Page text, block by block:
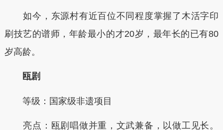
如今，东源村有近百位不同程度掌握了木活字印
刷技艺的谱师，年龄最小的才20岁，最年长的已有80
岁高龄。
瓯剧
等级：国家级非遗项目
亮点：瓯剧唱做并重，文武兼备，以做工见长。